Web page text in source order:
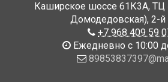
Каширское шоссе 61К3А, ТЦ
Домодедовская), 2-й
+7 968 409 59
Ежедневно с 10:00